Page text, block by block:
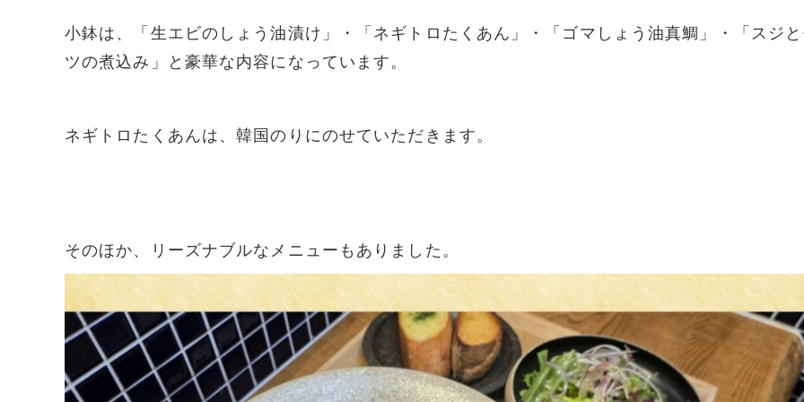
小鉢は、「生エビのしょう油漬け」・「ネギトロたくあん」・「ゴマしょう油真鯛」・「スジ
ツの煮込み」と豪華な内容になっています。
ネギトロたくあんは、韓国のりにのせていただきます。
そのほか、リーズナブルなメニューもありました。